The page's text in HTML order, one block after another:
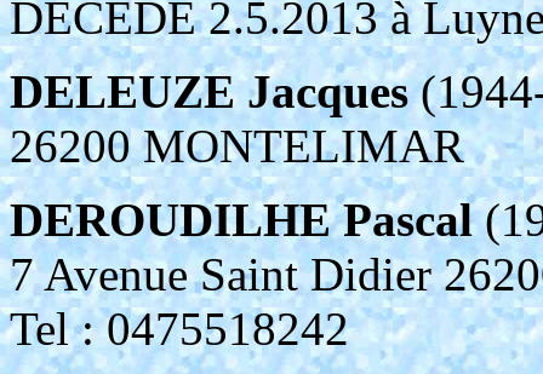
DECEDE 2.5.2013 à
DELEUZE Jacques
26200 MONTELIMAR
DEROUDILHE Pascal
7 Avenue Saint Didier
Tel : 0475518242